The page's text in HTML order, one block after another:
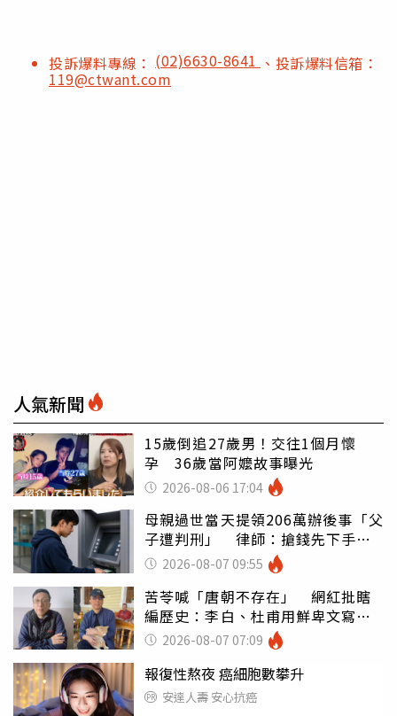
投訴爆料專線： (02)6630-8641 、投訴爆料信箱：
119@ctwant.com
人氣新聞
15歲倒追27歲男！交往1個月懷
孕 36歲當阿嬤故事曝光
2026-08-06 17:04
母親過世當天提領206萬辦後事「父
子遭判刑」 律師：搶錢先下手是
罪 2026-08-07 09:55
苦苓喊「唐朝不存在」 網紅批瞎
編歷史：李白、杜甫用鮮卑文寫
詩？2026-08-07 07:09
報復性熬夜 癌細胞數攀升
安達人壽 安心抗癌